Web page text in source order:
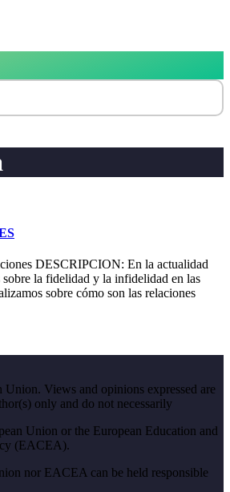
DESCRIPCION: En la actualidad
la fidelidad y la infidelidad en las
sobre cómo son las relaciones
Union. Views and opinions expressed are
only and do not necessarily
Union or the European Education and
(EACEA).
nor EACEA can be held responsible